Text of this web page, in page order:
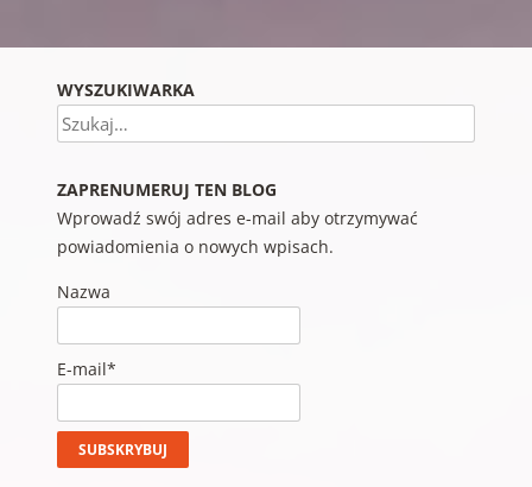
WYSZUKIWARKA
Szukaj
ZAPRENUMERUJ TEN BLOG
Wprowadź swój adres e-mail aby otrzymywać
powiadomienia o nowych wpisach.
Nazwa
E-mail*